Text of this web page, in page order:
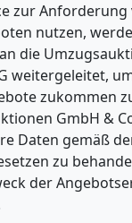
zur Anforderung
nutzen,
die
weitergeleitet,
zukommen
GmbH &
Daten gemäß
zu
der